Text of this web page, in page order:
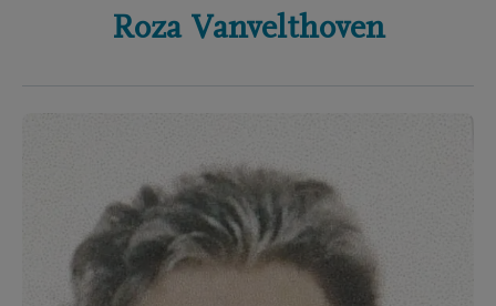
Roza Vanvelthoven